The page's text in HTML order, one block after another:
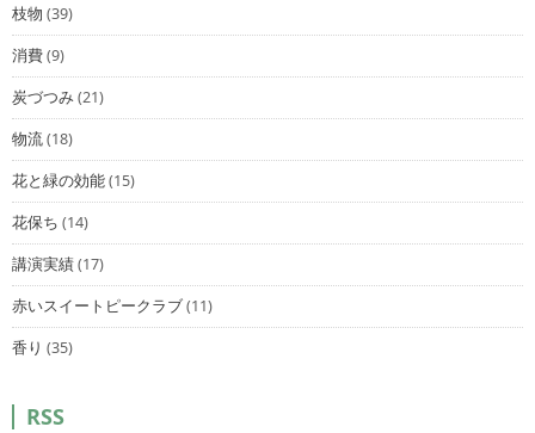
枝物 (39)
消費(9)
炭づつみ(21)
物流(18)
花と緑の効能(15)
花保ち (14)
講演実績(17)
赤いスイートピークラブ(11)
香り (35)
RSS